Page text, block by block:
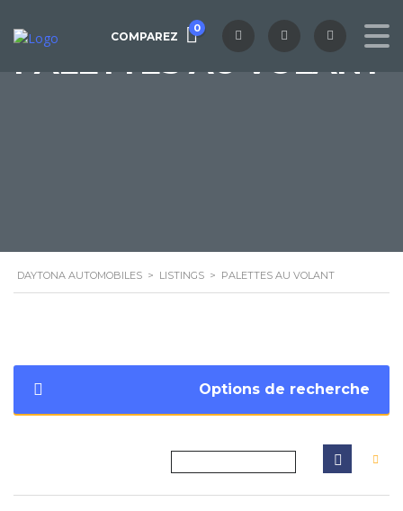
COMPAREZ
0
PALETTES AU VOLANT
DAYTONA AUTOMOBILES > LISTINGS > PALETTES AU VOLANT
Options de recherche